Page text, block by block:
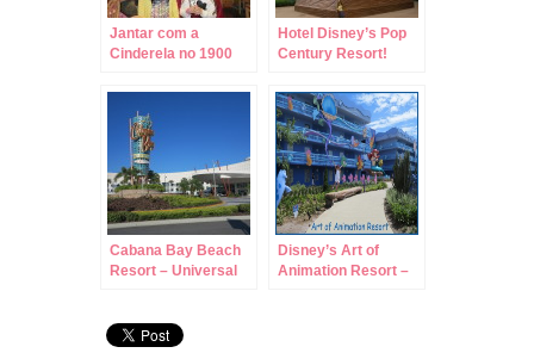
Jantar com a
Cinderela no 1900
Floridian Resort &
Spa!
Hotel Disney’s Pop
Century Resort!
Cabana Bay Beach
Resort – Universal
Disney’s Art of
Animation Resort –